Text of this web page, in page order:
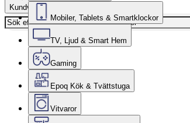
Kundvagn
Mobiler, Tablets & Smartklockor
TV, Ljud & Smart Hem
Gaming
Epoq Kök & Tvättstuga
Vitvaror